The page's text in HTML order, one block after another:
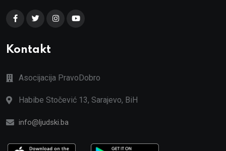
Kontakt
Asocijacija PravoDobro
Habibe Stočević 13, Sarajevo, BiH
info@ljudski.ba